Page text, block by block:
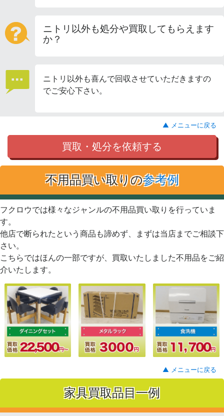
ニトリ以外も処分や買取してもらえます
か？
ニトリ以外も喜んで回収させていただきますの
でご安心下さい。
▲ メニューに戻る
買取・処分を依頼する
不用品買い取りの参考例
フクロウでは様々なジャンルの不用品買い取りを行っていま
す。
他店で断られたという商品も諦めず、まずは当店までご相談下
さい。
こちらではほんの一部ですが、買取いたしました不用品をご紹
介いたします。
▲ メニューに戻る
家具買取品目一例